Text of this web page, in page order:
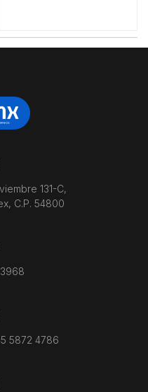
131-C,
C.P. 54800
5872 4786